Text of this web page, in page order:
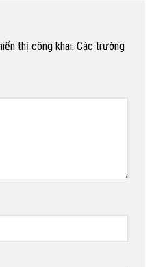
thị công khai. Các trường